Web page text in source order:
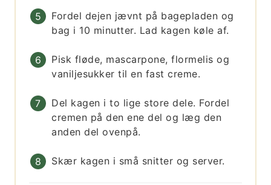
Fordel dejen jævnt på bagepladen og
bag i 10 minutter. Lad kagen køle af.
Pisk fløde, mascarpone, flormelis og
vaniljesukker til en fast creme.
Del kagen i to lige store dele. Fordel
cremen på den ene del og læg den
anden del ovenpå.
Skær kagen i små snitter og server.